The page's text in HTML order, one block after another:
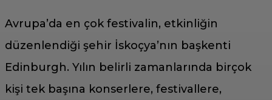
Avrupa’da en çok festivalin, etkinliğin
düzenlendiği şehir İskoçya’nın başkenti
Edinburgh. Yılın belirli zamanlarında birçok
kişi tek başına konserlere, festivallere,